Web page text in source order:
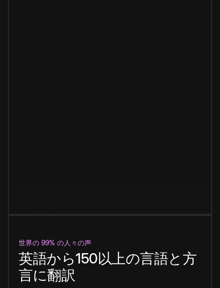
世界の 99% の人々の声
英語から150以上の言語と方
言に翻訳